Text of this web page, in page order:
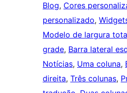
Blog, Cores
personalizado,
Modelo de largura
grade, Barra lateral
Notícias, Uma coluna,
direita, Três colunas,